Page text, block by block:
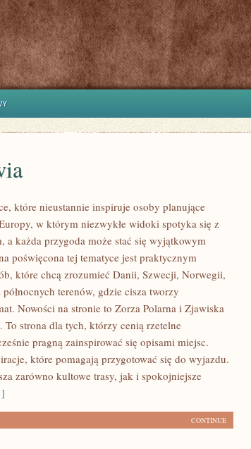
które nieustannie inspiruje osoby planujące
w którym niezwykłe widoki spotyka się z
a każda przygoda może stać się wyjątkowym
poświęcona tej tematyce jest praktycznym
które chcą zrozumieć Danii, Szwecji, Norwegii,
terenów, gdzie cisza tworzy
Nowości na stronie to Zorza Polarna i Zjawiska
strona dla tych, którzy cenią rzetelne
pragną zainspirować się opisami miejsc.
które pomagają przygotować się do wyjazdu.
zarówno kultowe trasy, jak i spokojniejsze
CONTINUE